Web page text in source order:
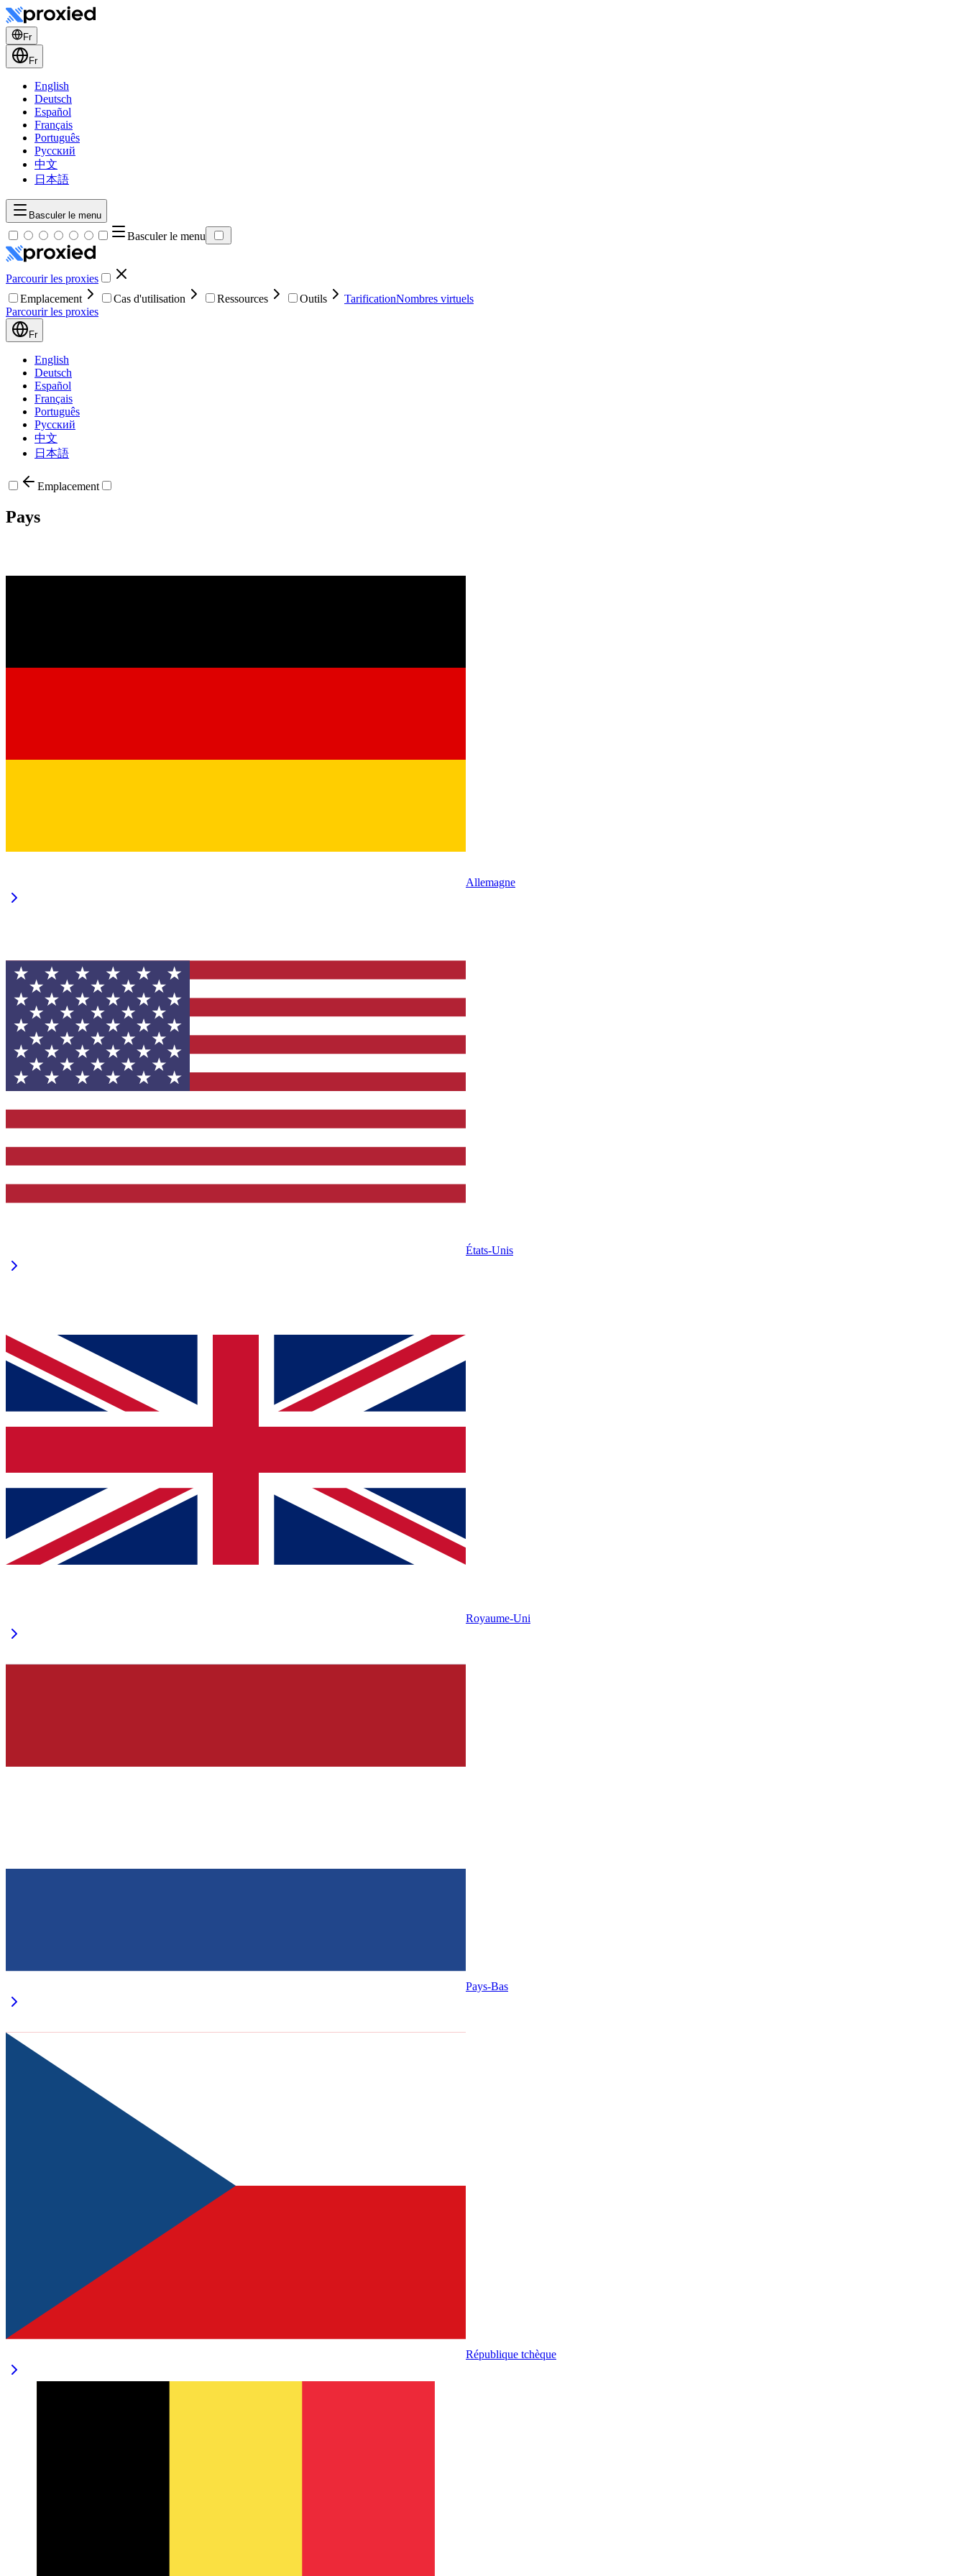
Fr
Fr
English
Deutsch
Español
Français
Português
Русский
中文
日本語
Basculer le menu
Basculer le menu
Parcourir les proxies
Emplacement
Cas d'utilisation Ressources Outils TarificationNombres virtuels
Parcourir les proxies
Fr
English
Deutsch
Español
Français
Português
Русский
中文
日本語
Emplacement
Pays
Allemagne
États-Unis
Royaume-Uni
Pays-Bas
République tchèque